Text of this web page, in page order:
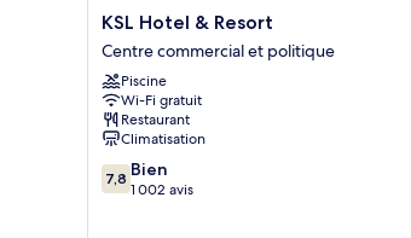
KSL
Hotel
&
Resort
Centre
commercial
et
politique
KSL Hotel & Resort
Centre commercial et politique
Piscine
Wi-Fi gratuit
Restaurant
Climatisation
7.8
sur
7,8 Bien
1 002 avis